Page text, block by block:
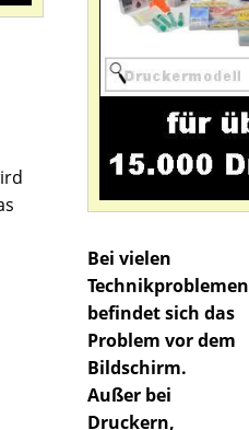
Bei vielen
Technikproblemen
befindet sich das
Problem vor dem
Bildschirm.
Außer bei
Druckern,